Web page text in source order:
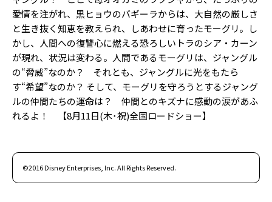
新規会員登録・ログイン
愛情を注がれ、黒ヒョウのバギーラからは、大自然の厳しさ
と生き抜く知恵を教えられ、しあわせに育ったモーグリ。し
かし、人間への復讐心に燃える恐ろしいトラのシア・カーン
が現れ、状況は変わる。人間であるモーグリは、ジャングル
の“脅威”なのか？ それとも、ジャングルに光をもたら
す“希望”なのか？ そして、モーグリを守ろうとするジャング
ルの仲間たちの運命は？ 仲間とのキズナに感動の涙があふ
れるよ！ 【8月11日(木･祝)全国ロードショー】
©2016 Disney Enterprises, Inc. All Rights Reserved.